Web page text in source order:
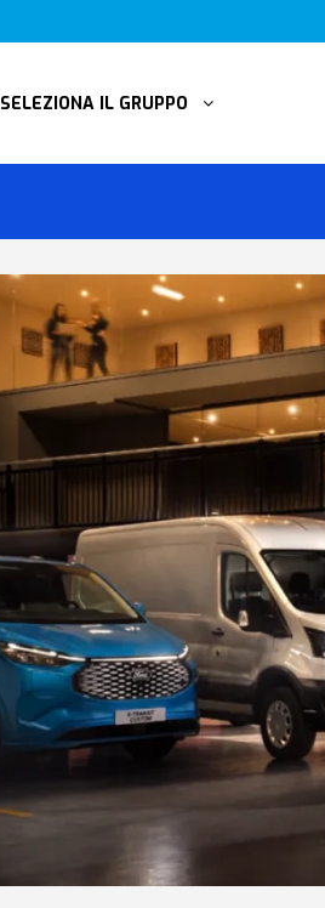
SELEZIONA IL GRUPPO